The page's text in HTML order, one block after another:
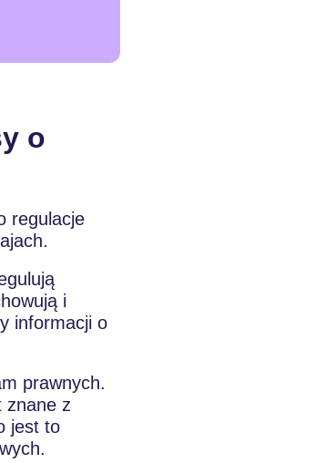
o
regulacje
i
informacji o
prawnych.
znane z
jest to